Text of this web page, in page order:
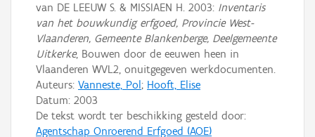
van DE LEEUW S. & MISSIAEN H. 2003: Inventaris
van het bouwkundig erfgoed, Provincie West-
Vlaanderen, Gemeente Blankenberge, Deelgemeente
Uitkerke, Bouwen door de eeuwen heen in
Vlaanderen WVL2, onuitgegeven werkdocumenten.
Auteurs: Vanneste, Pol; Hooft, Elise
Datum: 2003
De tekst wordt ter beschikking gesteld door:
Agentschap Onroerend Erfgoed (AOE)